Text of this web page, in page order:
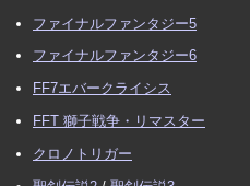
ファイナルファンタジー5
ファイナルファンタジー6
FF7エバークライシス
FFT 獅子戦争・リマスター
クロノトリガー